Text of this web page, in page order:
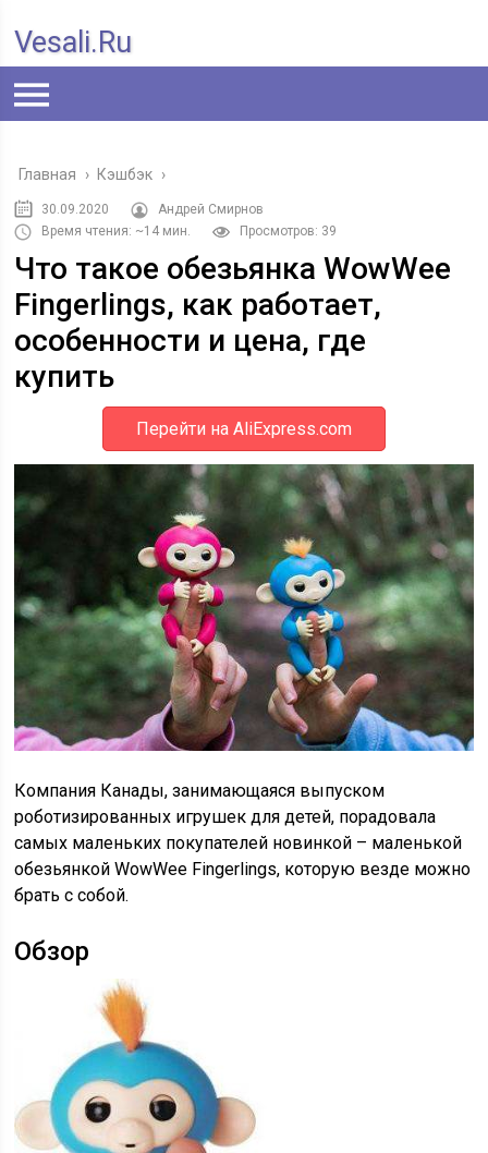
Vesali.ru
Главная › Кэшбэк ›
30.09.2020
Андрей Смирнов
Время чтения: ~14 мин.
Просмотров: 39
Что такое обезьянка WowWee
Fingerlings, как работает,
особенности и цена, где
купить
Перейти на AliExpress.com
Компания Канады, занимающаяся выпуском
роботизированных игрушек для детей, порадовала
самых маленьких покупателей новинкой – маленькой
обезьянкой WowWee Fingerlings, которую везде можно
брать с собой.
Обзор